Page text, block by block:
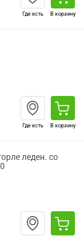
Где есть В корзину
Где есть В корзину
леден. со